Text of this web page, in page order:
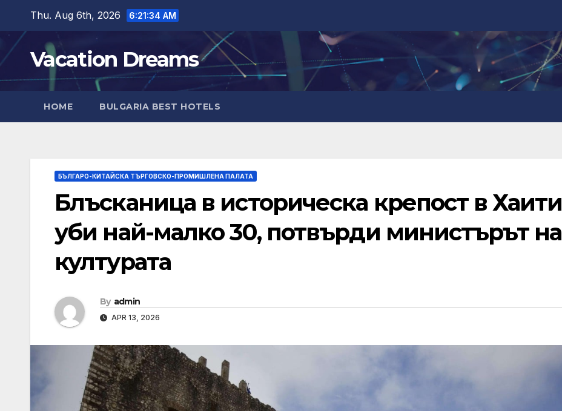
content
Thu. Aug 6th, 2026 6:21:36 AM
Vacation Dreams
HOME BULGARIA BEST HOTELS
БЪЛГАРО-КИТАЙСКА ТЪРГОВСКО-ПРОМИШЛЕНА ПАЛАТА
Блъсканица в историческа крепост в Хаити
уби най-малко 30, потвърди министърът на
културата
By admin
APR 13, 2026